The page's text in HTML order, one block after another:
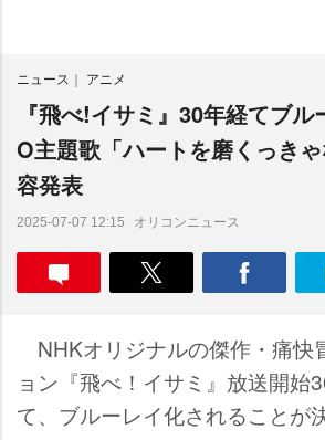
ニュース アニメ
『飛べ!イサミ』30年経てブ
O主題歌「ハートを磨くっき
容発表
2025-07-07 12:15 オリコンニュース
NHKオリジナルの傑作・痛快
ョン『飛べ！イサミ』放送開始
て、ブルーレイ化されることが